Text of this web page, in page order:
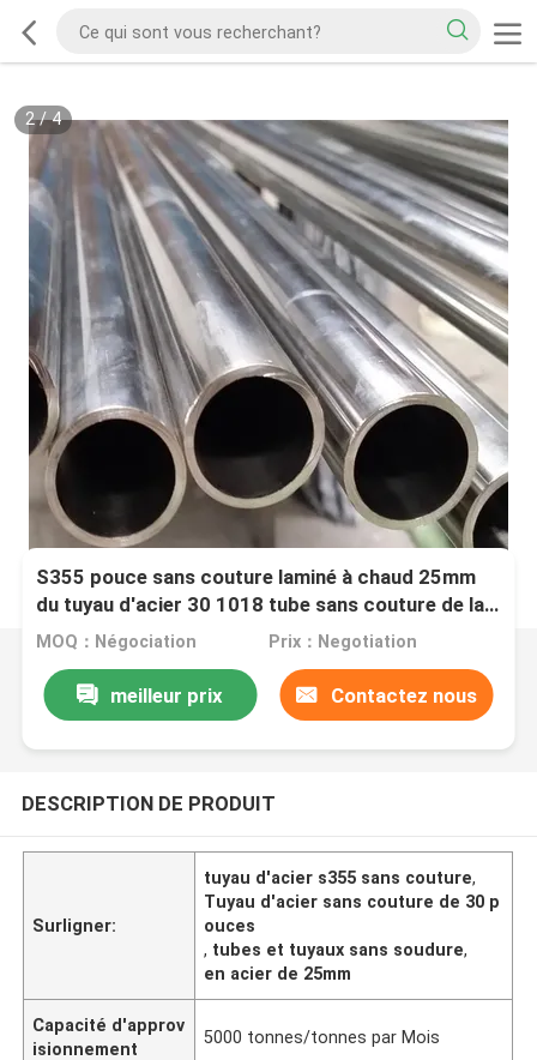
2/4
S355 pouce sans couture laminé à chaud 25mm
du tuyau d'acier 30 1018 tube sans couture de la
tuyauterie solides solubles 304 sans couture
MOQ：Négociation Prix：Negotiation
meilleur prix Contactez nous
DESCRIPTION DE PRODUIT
Surligner:
tuyau d'acier s355 sans couture,
Tuyau d'acier sans couture de 30 p
ouces
, tubes et tuyaux sans soudure,
en acier de 25mm
Capacité d'approv
isionnement
5000 tonnes/tonnes par Mois